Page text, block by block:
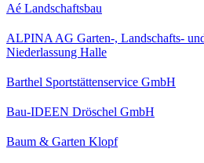
Aé Landschaftsbau
ALPINA AG Garten-, Landschafts-
Niederlassung Halle
Barthel Sportstättenservice GmbH
Bau-IDEEN Dröschel GmbH
Baum & Garten Klopf